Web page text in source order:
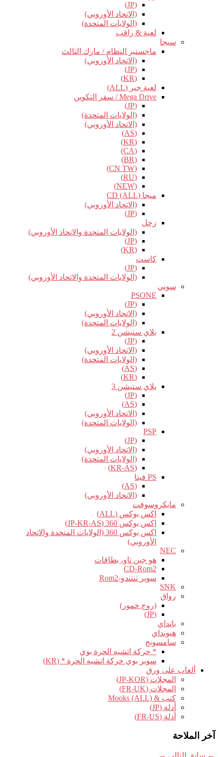
(JP)
(الاتحاد الأوروبي)
(الولايات المتحدة)
لعبة & راقب
سيجا
ماجستير النظام / مارك الثالث
(الاتحاد الأوروبي)
(JP)
(KR)
لعبة جير (ALL)
Mega Drive / سفر التكوين
(JP)
(الولايات المتحدة)
(الاتحاد الأوروبي)
(AS)
(KR)
(CA)
(BR)
(CN TW)
(RU)
(NEW)
ميجا CD (ALL)
(الاتحاد الأوروبي)
(JP)
زحل
(الولايات المتحدة والاتحاد الأوروبي)
(JP)
(KR)
كاست
(JP)
(الولايات المتحدة والاتحاد الأوروبي)
سوني
PSONE
(JP)
(الاتحاد الأوروبي)
(الولايات المتحدة)
بلاي ستيشن 2
(JP)
(الاتحاد الأوروبي)
(الولايات المتحدة)
(AS)
(KR)
بلاي ستيشن 3
(JP)
(AS)
(الاتحاد الأوروبي)
(الولايات المتحدة)
PSP
(JP)
(الاتحاد الأوروبي)
(الولايات المتحدة)
(KR-AS)
PS فيتا
(AS)
(الاتحاد الأوروبي)
مايكروسوفت
اكس بوكس (ALL)
اكس بوكس 360 (JP-KR-AS)
اكس بوكس 360 (الولايات المتحدة والاتحاد
الأوروبي)
NEC
هو جين تاو، بطاقات
CD-Rom2
سوبر ننتندو-Rom2
SNK
رواق
(روج خمور)
(JP)
بانداي
هيونداي
سامسونج
* حركة اتشيه الحرة بوي
سوبر بوي حركة اتشيه الحرة * (KR)
ألعاب على ورق
المجلات (JP-KOR)
المجلات (FR-UK)
كتب & Mooks (ALL)
أدلة (JP)
أدلة (FR-US)
آخر الملاحة
← سابق التالي →